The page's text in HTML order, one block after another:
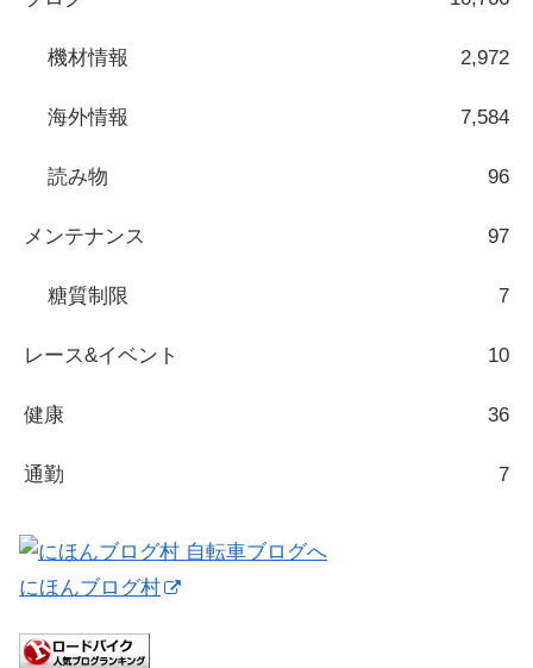
機材情報 2,972
海外情報 7,584
読み物 96
メンテナンス 97
糖質制限 7
レース&イベント 10
健康 36
通勤 7
にほんブログ村